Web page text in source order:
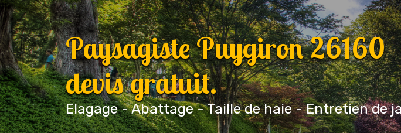
Paysagiste Puygiron 26160
devis gratuit.
Elagage - Abattage - Taille de haie - Entretien de